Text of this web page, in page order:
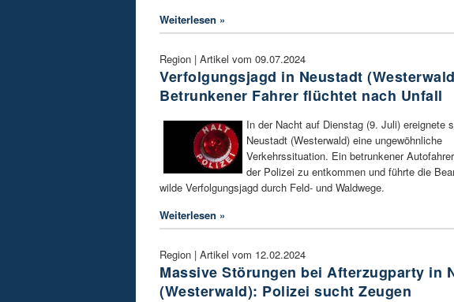
Weiterlesen »
Region | Artikel vom 09.07.2024
Verfolgungsjagd in Neustadt
Betrunkener Fahrer flüchtet nach Unfall
In der Nacht auf Dienstag (9. Juli) ereignete
Neustadt (Westerwald) eine ungewöhnliche
Verkehrssituation. Ein betrunkener
der Polizei zu entkommen und führte die
wilde Verfolgungsjagd durch Feld- und Waldwege.
Weiterlesen »
Region | Artikel vom 12.02.2024
Massive Störungen bei Afterzugparty in
(Westerwald): Polizei sucht Zeugen